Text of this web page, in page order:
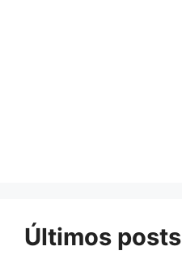
Últimos posts